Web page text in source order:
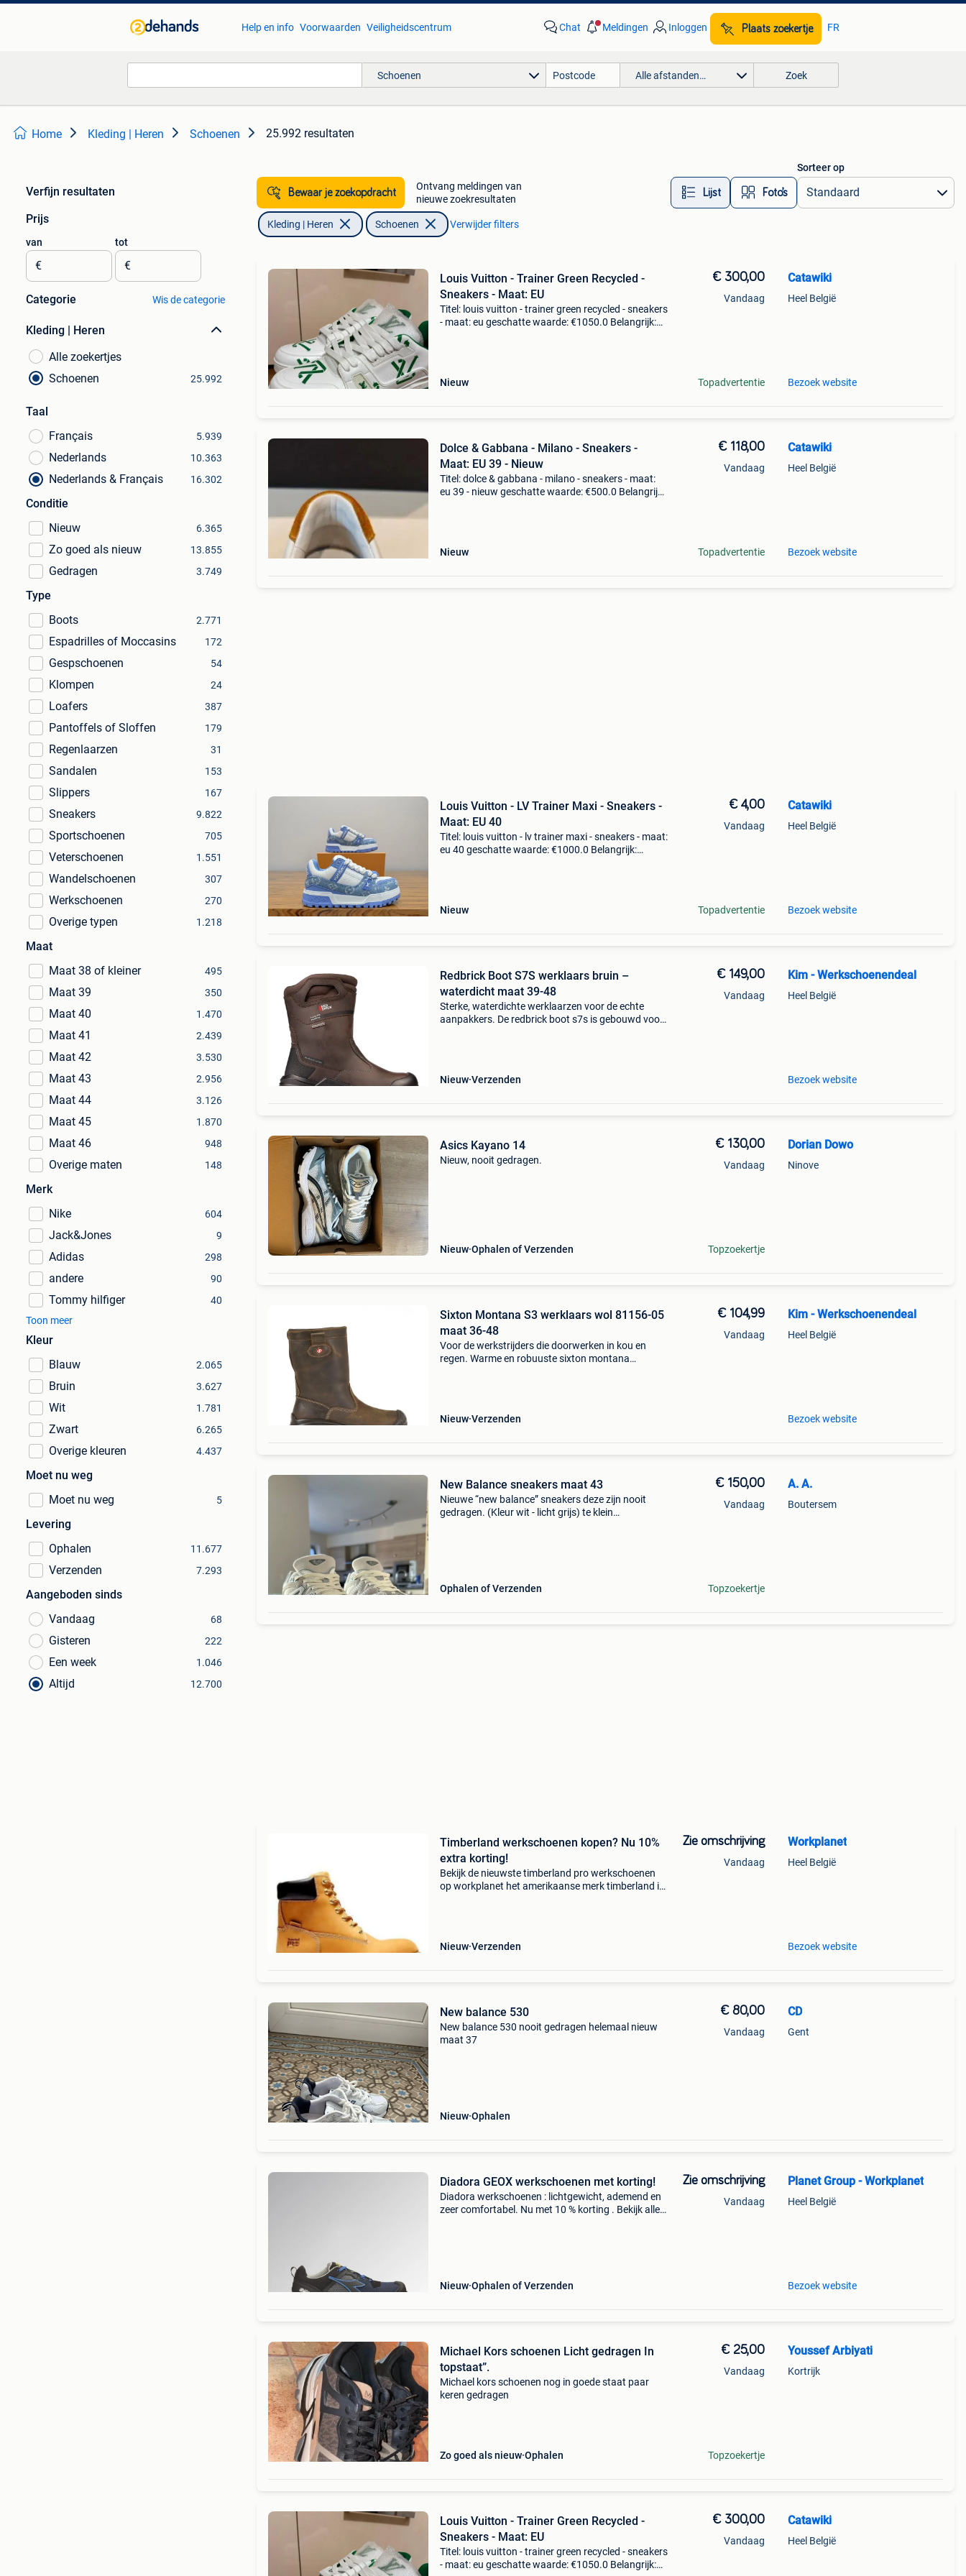
Help en info Voorwaarden Veiligheidscentrum Chat Meldingen Inloggen Plaats zoekertje FR
Schoenen Alle afstanden… Zoek
Home Kleding | Heren Schoenen 25.992 resultaten
Verfijn resultaten
Prijs
van
€
tot
€
Categorie Wis de categorie
Kleding | Heren
Alle zoekertjes
Schoenen
25.992
Taal
Français
5.939
Nederlands 10.363
Nederlands & Français 16.302
Conditie
Nieuw
6.365
Zo goed als nieuw 13.855
Gedragen 3.749
Type
Boots
2.771
Espadrilles of Moccasins 172
Gespschoenen 54
Klompen 24
Loafers 387
Pantoffels of Sloffen 179
Regenlaarzen 31
Sandalen 153
Slippers 167
Sneakers 9.822
Sportschoenen 705
Veterschoenen 1.551
Wandelschoenen 307
Werkschoenen 270
Overige typen 1.218
Maat
Maat 38 of kleiner
495
Maat 39 350
Maat 40 1.470
Maat 41 2.439
Maat 42 3.530
Maat 43 2.956
Maat 44 3.126
Maat 45 1.870
Maat 46 948
Overige maten 148
Merk
Nike
604
Jack&Jones 9
Adidas 298
andere 90
Tommy hilfiger
40
Toon meer
Kleur
Blauw
2.065
Bruin 3.627
Wit 1.781
Zwart 6.265
Overige kleuren 4.437
Moet nu weg
Moet nu weg
5
Levering
Ophalen
11.677
Verzenden 7.293
Aangeboden sinds
Vandaag
68
Gisteren 222
Een week 1.046
Altijd 12.700
Bewaar je zoekopdracht
Ontvang meldingen van
nieuwe zoekresultaten
Lijst Foto’s
Sorteer op
Kleding | Heren Schoenen Verwijder filters
Louis Vuitton - Trainer Green Recycled -
Sneakers - Maat: EU
Titel: louis vuitton - trainer green recycled - sneakers
- maat: eu geschatte waarde: €1050.0 Belangrijk:
Nieuw
€ 300,00
Vandaag
Topadvertentie
Catawiki
Heel België
Bezoek website
Dolce & Gabbana - Milano - Sneakers -
Maat: EU 39 - Nieuw
Titel: dolce & gabbana - milano - sneakers - maat:
eu 39 - nieuw geschatte waarde: €500.0 Belangrijk:
Nieuw
€ 118,00
Vandaag
Topadvertentie
Catawiki
Heel België
Bezoek website
Louis Vuitton - LV Trainer Maxi - Sneakers -
Maat: EU 40
Titel: louis vuitton - lv trainer maxi - sneakers - maat:
eu 40 geschatte waarde: €1000.0 Belangrijk:
Nieuw
€ 4,00
Vandaag
Topadvertentie
Catawiki
Heel België
Bezoek website
Redbrick Boot S7S werklaars bruin –
waterdicht maat 39-48
Sterke, waterdichte werklaarzen voor de echte
aanpakkers. De redbrick boot s7s is gebouwd voor
Nieuw Verzenden
€ 149,00
Vandaag
Kim - Werkschoenendeal
Heel België
Bezoek website
Asics Kayano 14
Nieuw, nooit gedragen.
Nieuw Ophalen of Verzenden
€ 130,00
Vandaag
Topzoekertje
Dorian Dowo
Ninove
Sixton Montana S3 werklaars wol 81156-05
maat 36-48
Voor de werkstrijders die doorwerken in kou en
regen. Warme en robuuste sixton montana
Nieuw Verzenden
€ 104,99
Vandaag
Kim - Werkschoenendeal
Heel België
Bezoek website
New Balance sneakers maat 43
Nieuwe “new balance” sneakers deze zijn nooit
gedragen. (Kleur wit - licht grijs) te klein
Ophalen of Verzenden
€ 150,00
Vandaag
Topzoekertje
A. A.
Boutersem
Timberland werkschoenen kopen? Nu 10%
extra korting!
Bekijk de nieuwste timberland pro werkschoenen
op workplanet het amerikaanse merk timberland is
Nieuw Verzenden
Zie omschrijving
Vandaag
Workplanet
Heel België
Bezoek website
New balance 530
New balance 530 nooit gedragen helemaal nieuw
maat 37
Nieuw Ophalen
€ 80,00
Vandaag
CD
Gent
Diadora GEOX werkschoenen met korting!
Diadora werkschoenen : lichtgewicht, ademend en
zeer comfortabel. Nu met 10 % korting . Bekijk alle
Nieuw Ophalen of Verzenden
Zie omschrijving
Vandaag
Planet Group - Workplanet
Heel België
Bezoek website
Michael Kors schoenen Licht gedragen In
topstaat”.
Michael kors schoenen nog in goede staat paar
keren gedragen
Zo goed als nieuw Ophalen
€ 25,00
Vandaag
Topzoekertje
Youssef Arbiyati
Kortrijk
Louis Vuitton - Trainer Green Recycled -
Sneakers - Maat: EU
Titel: louis vuitton - trainer green recycled - sneakers
- maat: eu geschatte waarde: €1050.0 Belangrijk:
€ 300,00
Vandaag
Catawiki
Heel België